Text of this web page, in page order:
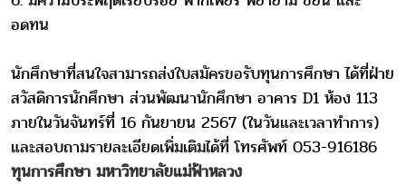
อดทน
นักศึกษาที่สนใจสามารถส่งใบสมัครขอรับทุนการศึกษา ได้ที่ฝ่าย
สวัสดิการนักศึกษา ส่วนพัฒนานักศึกษา อาคาร D1 ห้อง 113
ภายในวันจันทร์ที่ 16 กันยายน 2567 (ในวันและเวลาทำการ)
และสอบถามรายละเอียดเพิ่มเติมได้ที่ โทรศัพท์ 053-916186
ทุนการศึกษา มหาวิทยาลัยแม่ฟ้าหลวง